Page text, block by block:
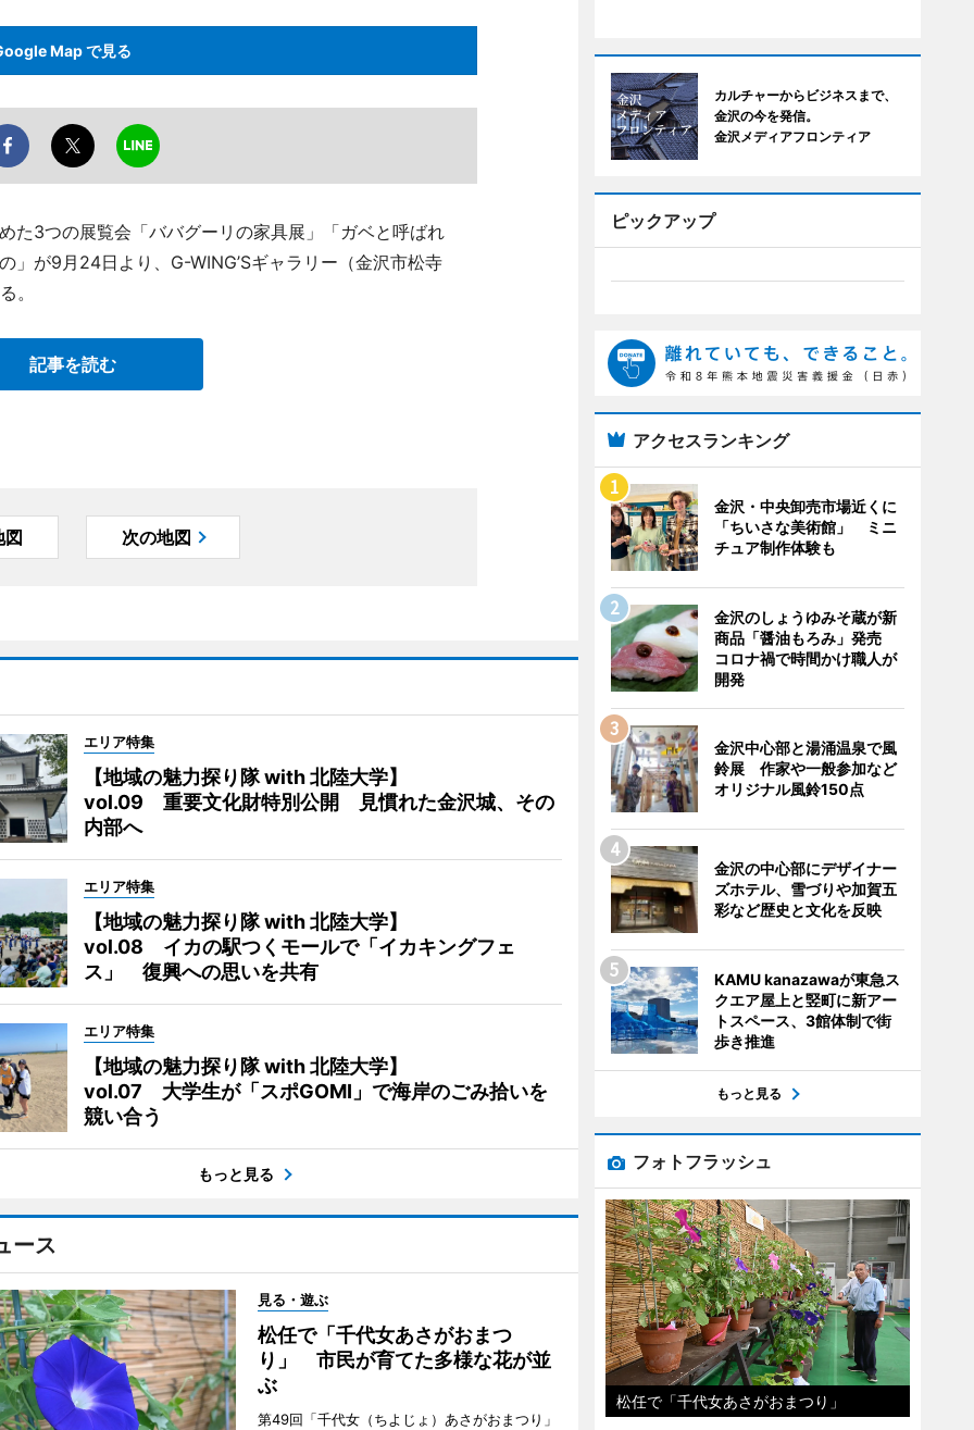
Map で見る
た3つの展覧会「ババグーリの家具展」「ガベと呼ばれ
」が9月24日より、G-WING’Sギャラリー（金沢市松寺
。
記事を読む
図 次の地図
エリア特集
【地域の魅力探り隊 with 北陸大学】
vol.09 重要文化財特別公開 見慣れた金沢城、その
内部へ
エリア特集
【地域の魅力探り隊 with 北陸大学】
vol.08 イカの駅つくモールで「イカキングフェ
ス」 復興への思いを共有
エリア特集
【地域の魅力探り隊 with 北陸大学】
vol.07 大学生が「スポGOMI」で海岸のごみ拾いを
競い合う
もっと見る
ース
見る・遊ぶ
松任で「千代女あさがおまつ
り」 市民が育てた多様な花が並
ぶ
第49回「千代女（ちよじょ）あさがおまつり」
カルチャーからビジネスまで、
金沢の今を発信。
金沢メディアフロンティア
ピックアップ
アクセスランキング
金沢・中央卸売市場近くに
「ちいさな美術館」 ミニ
チュア制作体験も
金沢のしょうゆみそ蔵が新
商品「醤油もろみ」発売
コロナ禍で時間かけ職人が
開発
金沢中心部と湯涌温泉で風
鈴展 作家や一般参加など
オリジナル風鈴150点
金沢の中心部にデザイナー
ズホテル、雪づりや加賀五
彩など歴史と文化を反映
KAMU kanazawaが東急ス
クエア屋上と竪町に新アー
トスペース、3館体制で街
歩き推進
もっと見る
フォトフラッシュ
松任で「千代女あさがおまつり」